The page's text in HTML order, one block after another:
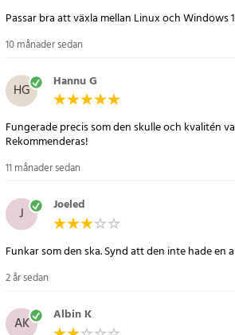
för en mångsidig och tillförlitlig anslutning
- Gränssnittsstandard: Kompatibel med alla
spektrum av enheter
Artikelnummer :101097
Passar bra att växla mellan Linux och Windows
10 månader sedan
HG Hannu G
Fungerade precis som den skulle och kvalitén
Rekommenderas!
11 månader sedan
J Joeled
Funkar som den ska. Synd att den inte hade en
2 år sedan
AK Albin K